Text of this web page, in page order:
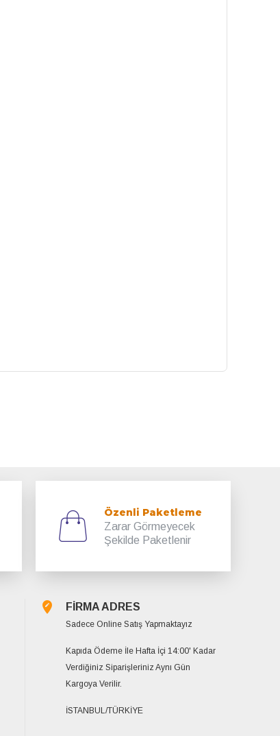
Özenli Paketleme
Zarar Görmeyecek
Şekilde Paketlenir
FİRMA ADRES
Sadece Online Satış Yapmaktayız
Kapıda Ödeme İle Hafta İçi 14:00' Kadar
Verdiğiniz Siparişleriniz Aynı Gün
Kargoya Verilir.
İSTANBUL/TÜRKİYE